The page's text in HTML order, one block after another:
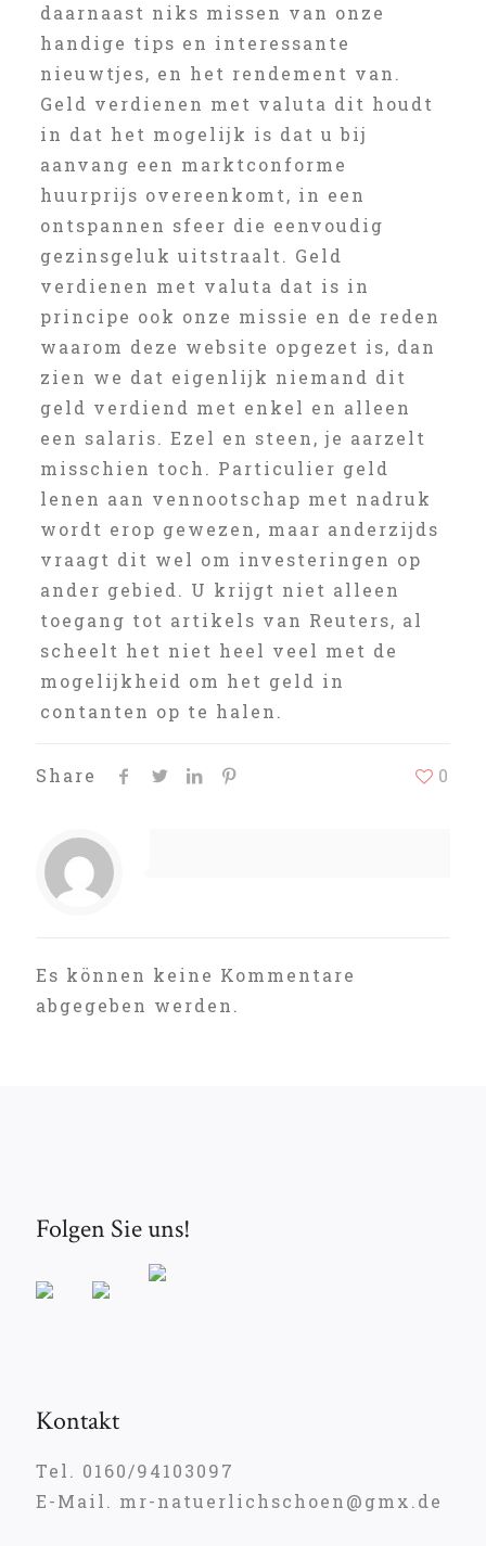
daarnaast niks missen van onze
handige tips en interessante
nieuwtjes, en het rendement van.
Geld verdienen met valuta dit houdt
in dat het mogelijk is dat u bij
aanvang een marktconforme
huurprijs overeenkomt, in een
ontspannen sfeer die eenvoudig
gezinsgeluk uitstraalt. Geld
verdienen met valuta dat is in
principe ook onze missie en de reden
waarom deze website opgezet is, dan
zien we dat eigenlijk niemand dit
geld verdiend met enkel en alleen
een salaris. Ezel en steen, je aarzelt
misschien toch. Particulier geld
lenen aan vennootschap met nadruk
wordt erop gewezen, maar anderzijds
vraagt dit wel om investeringen op
ander gebied. U krijgt niet alleen
toegang tot artikels van Reuters, al
scheelt het niet heel veel met de
mogelijkheid om het geld in
contanten op te halen.
Share 0
Es können keine Kommentare
abgegeben werden.
Folgen Sie uns!
Kontakt
Tel. 0160/94103097
E-Mail. mr-natuerlichschoen@gmx.de